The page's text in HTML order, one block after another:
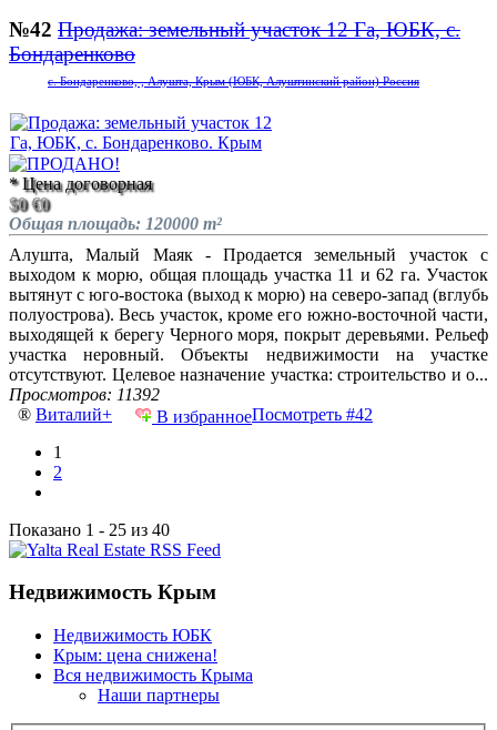
№42 Продажа: земельный участок 12 Га, ЮБК, с.
Бондаренково
с. Бондаренково, , Алушта, Крым (ЮБК, Алуштинский район) Россия
* Цена договорная
$0 €0
Общая площадь: 120000 m²
Алушта, Малый Маяк - Продается земельный участок с
выходом к морю, общая площадь участка 11 и 62 га. Участок
вытянут с юго-востока (выход к морю) на северо-запад (вглубь
полуострова). Весь участок, кроме его южно-восточной части,
выходящей к берегу Черного моря, покрыт деревьями. Рельеф
участка неровный. Объекты недвижимости на участке
отсутствуют. Целевое назначение участка: строительство и о...
Просмотров: 11392
® Виталий+ В избранноеПосмотреть #42
1
2
Показано 1 - 25 из 40
Недвижимость Крым
Недвижимость ЮБК
Крым: цена снижена!
Вся недвижимость Крыма
Наши партнеры